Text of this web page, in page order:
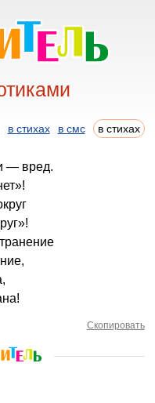
в стихах в смс в стихах
— вред.
Скопировать